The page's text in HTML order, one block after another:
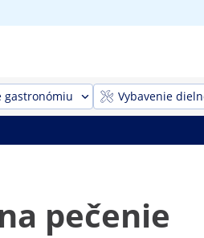
gastronómiu Vybavenie
pečenie